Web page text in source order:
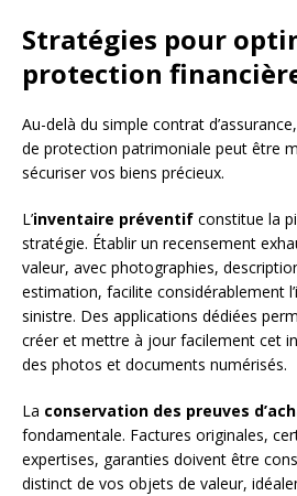
Stratégies pour
protection
Au-delà du simple contrat
de protection patrimoniale peut être
sécuriser vos biens précieux.
L’inventaire préventif constitue la
stratégie. Établir un recensement
valeur, avec photographies,
estimation, facilite considérablement
sinistre. Des applications dédiées
créer et mettre à jour facilement cet
des photos et documents numérisés.
La conservation des preuves
fondamentale. Factures originales,
expertises, garanties doivent être
distinct de vos objets de valeur,